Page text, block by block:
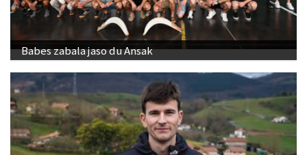
Babes zabala jaso du Ansak